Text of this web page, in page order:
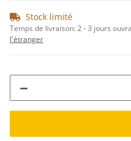
Stock limité
Temps de livraison:2 - 3 jours
l'étranger